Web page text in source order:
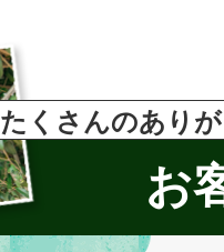
たくさんのあり
お